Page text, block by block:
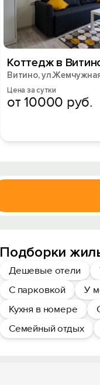
Коттедж в
Витино,
Цена за сутки
от 10000 руб.
Подборки
Дешевые отели
С парковкой
У
Кухня в номере
Семейный отдых